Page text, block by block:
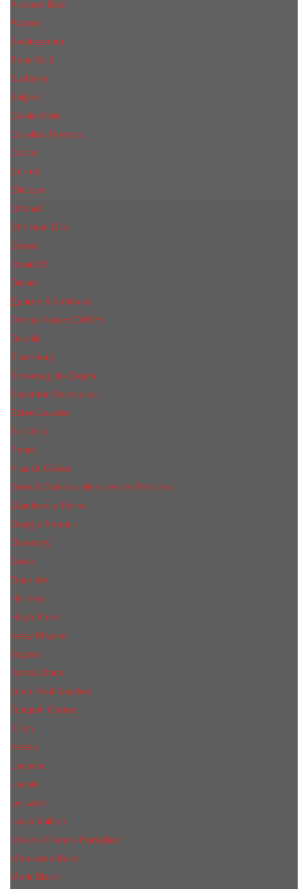
Armand Basi
Azzaro
Baldessarini
Bond № 9
Burberry
Bvlgari
Calvin Klein
Carolina Herrera
Cartier
Cerruti
Сliniquе
Chanel
Christian Dior
Creed
Davidoff
Diesel
Дольче & Габбана
Donna Karan (DKNY)
Dunhill
Eisenberg
Ermenegildo Zegna
Escentric Molecules
Еsteе Lаudеr
Ex Nihilo
Fendi
Franck Olivier
Gerald Ghislain Histoires de Parfums
Gianfranco Ferre
Giorgio Armani
Givenchy
Gucci
Guerlain
Hermes
Hugo Boss
Issey Miyake
Jaguar
James Bond
Jean Paul Gaultier
Joaquin Сortes
Kilian
Kenzo
Lacoste
Lanvin
Le Labo
Louis Vuitton
Maison Francis Kurkdjian
Mercedes-Benz
Mont Blanc